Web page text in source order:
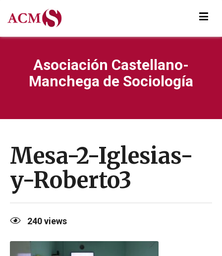
Asociación Castellano-
Manchega de Sociología
Mesa-2-Iglesias-
y-Roberto3
240views